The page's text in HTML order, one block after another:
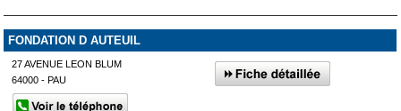
FONDATION D AUTEUIL
27 AVENUE LEON BLUM
64000 - PAU